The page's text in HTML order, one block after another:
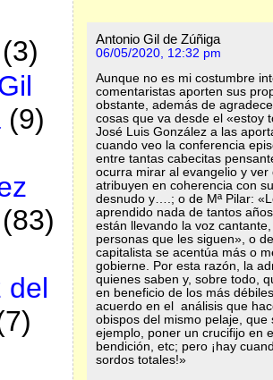
(9)
(83)
del
Antonio Gil de Zúñiga
06/05/2020, 12:32 pm
Aunque no es mi costumbre
comentaristas aporten sus
obstante, además de
cosas que va desde el «estoy
José Luis González a las
cuando veo la conferencia
entre tantas cabecitas
ocurra mirar al evangelio y
atribuyen en coherencia con
desnudo y….; o de Mª Pilar:
aprendido nada de tantos
están llevando la voz
personas que les siguen», o
capitalista se acentúa más o
gobierne. Por esta razón, la
quienes saben y, sobre todo,
en beneficio de los más
acuerdo en el análisis que
obispos del mismo pelaje,
ejemplo, poner un crucifijo en
bendición, etc; pero ¡hay
sordos totales!»